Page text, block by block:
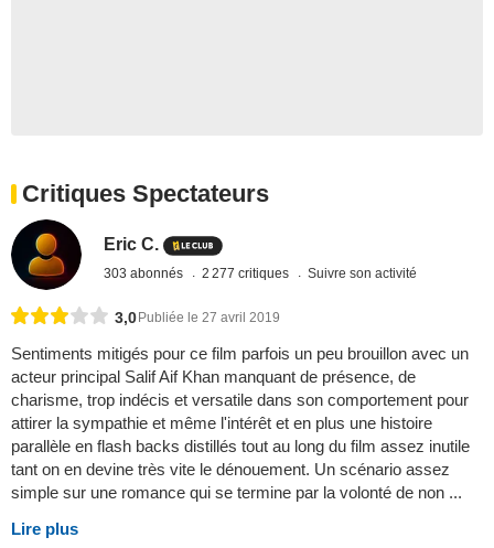
Critiques Spectateurs
Eric C.
303 abonnés 2 277 critiques Suivre son activité
3,0 Publiée le 27 avril 2019
Sentiments mitigés pour ce film parfois un peu brouillon avec un
acteur principal Salif Aif Khan manquant de présence, de
charisme, trop indécis et versatile dans son comportement pour
attirer la sympathie et même l'intérêt et en plus une histoire
parallèle en flash backs distillés tout au long du film assez inutile
tant on en devine très vite le dénouement. Un scénario assez
simple sur une romance qui se termine par la volonté de non ...
Lire plus